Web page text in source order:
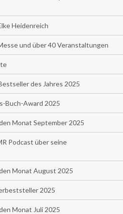
Heidenreich
und über 40 Veranstaltungen
des Jahres 2025
Buch-Award 2025
Monat September 2025
Podcast über seine
Monat August 2025
2025
Monat Juli 2025